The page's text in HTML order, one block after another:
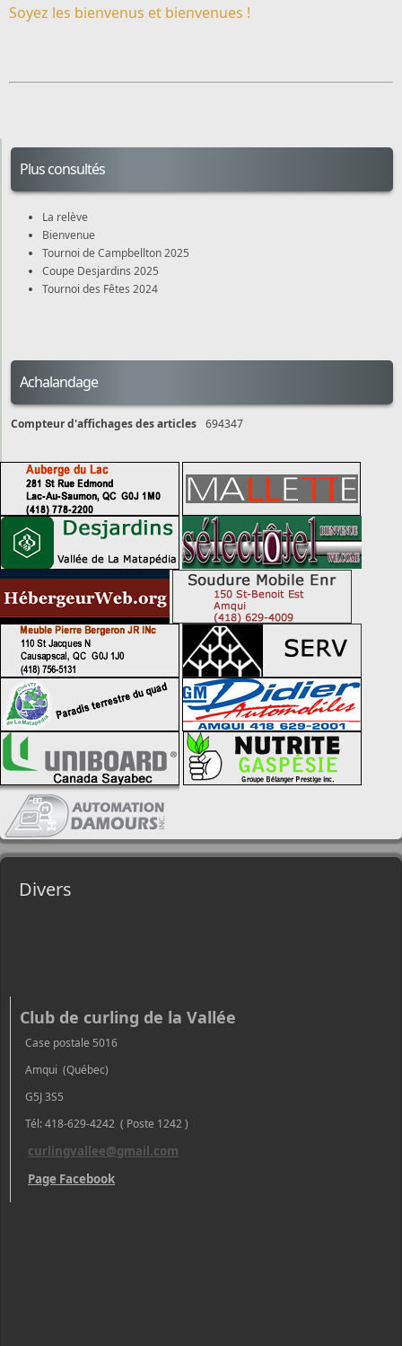
Soyez les bienvenus et bienvenues !
Plus consultés
La relève
Bienvenue
Tournoi de Campbellton 2025
Coupe Desjardins 2025
Tournoi des Fêtes 2024
Achalandage
Compteur d'affichages des articles 694347
Divers
Club de curling de la Vallée
Case postale 5016
Amqui (Québec)
G5J 3S5
Tél: 418-629-4242 ( Poste 1242 )
curlingvallee@gmail.com
Page Facebook